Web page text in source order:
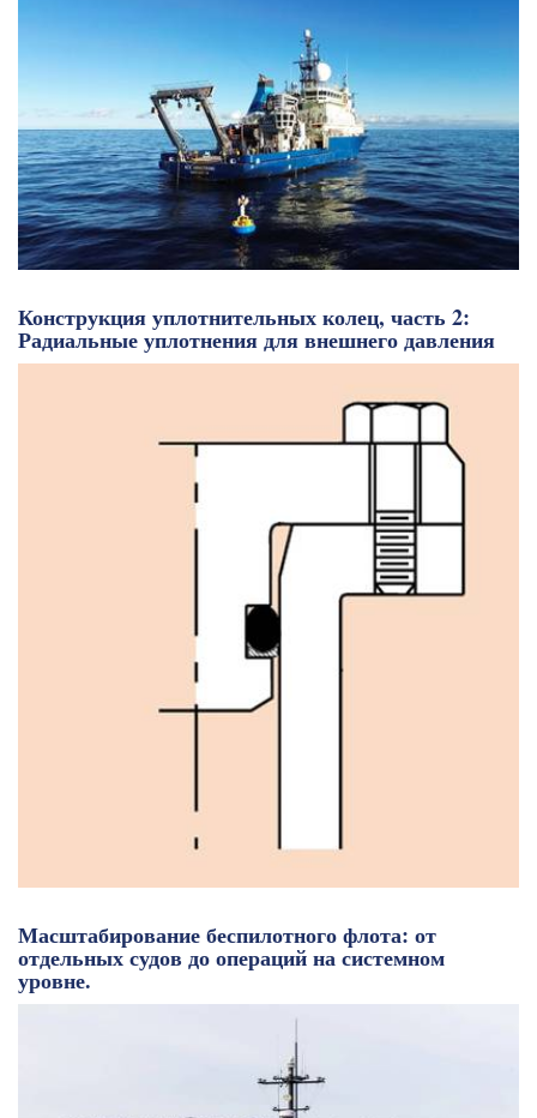
Конструкция уплотнительных колец, часть 2:
Радиальные уплотнения для внешнего давления
Масштабирование беспилотного флота: от
отдельных судов до операций на системном
уровне.